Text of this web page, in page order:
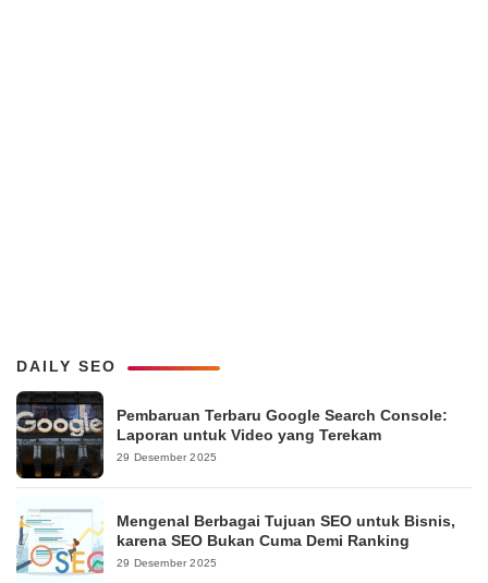
DAILY SEO
Pembaruan Terbaru Google Search Console:
Laporan untuk Video yang Terekam
29 Desember 2025
Mengenal Berbagai Tujuan SEO untuk Bisnis,
karena SEO Bukan Cuma Demi Ranking
29 Desember 2025